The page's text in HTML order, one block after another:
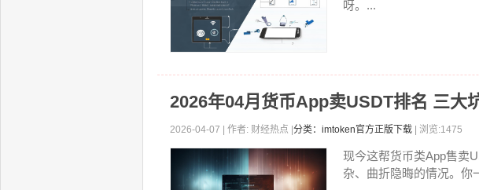
呀。...
2026年04月货币App卖USDT排名 三大
2026-04-07 | 作者: 财经热点 | 分类：imtoken官方正版下载 | 浏览:1475
现今这帮货币类App售卖
杂、曲折隐晦的情况。你